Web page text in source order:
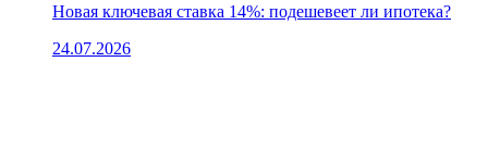
Новая ключевая ставка 14%: подешевеет ли ипотека?
24.07.2026